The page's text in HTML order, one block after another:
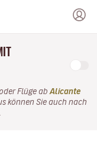
Flüge ab Alicante
können Sie auch nach